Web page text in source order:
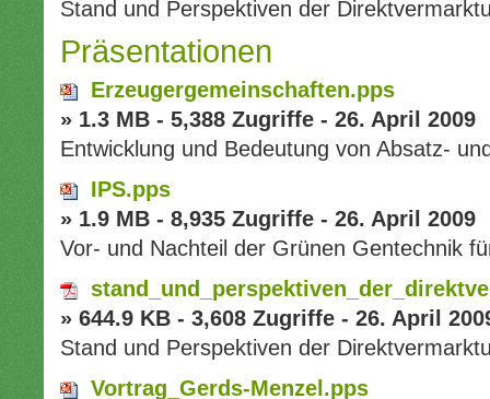
Stand und Perspektiven der
Präsentationen
Erzeugergemeinschaften.pps
» 1.3 MB - 5,388 Zugriffe - 26. April 2009
Entwicklung und Bedeutung von Absatz-
IPS.pps
» 1.9 MB - 8,935 Zugriffe - 26. April 2009
Vor- und Nachteil der Grünen Gentechnik
» 644.9 KB - 3,608 Zugriffe - 26. April
Stand und Perspektiven der
Vortrag_Gerds-Menzel.pps